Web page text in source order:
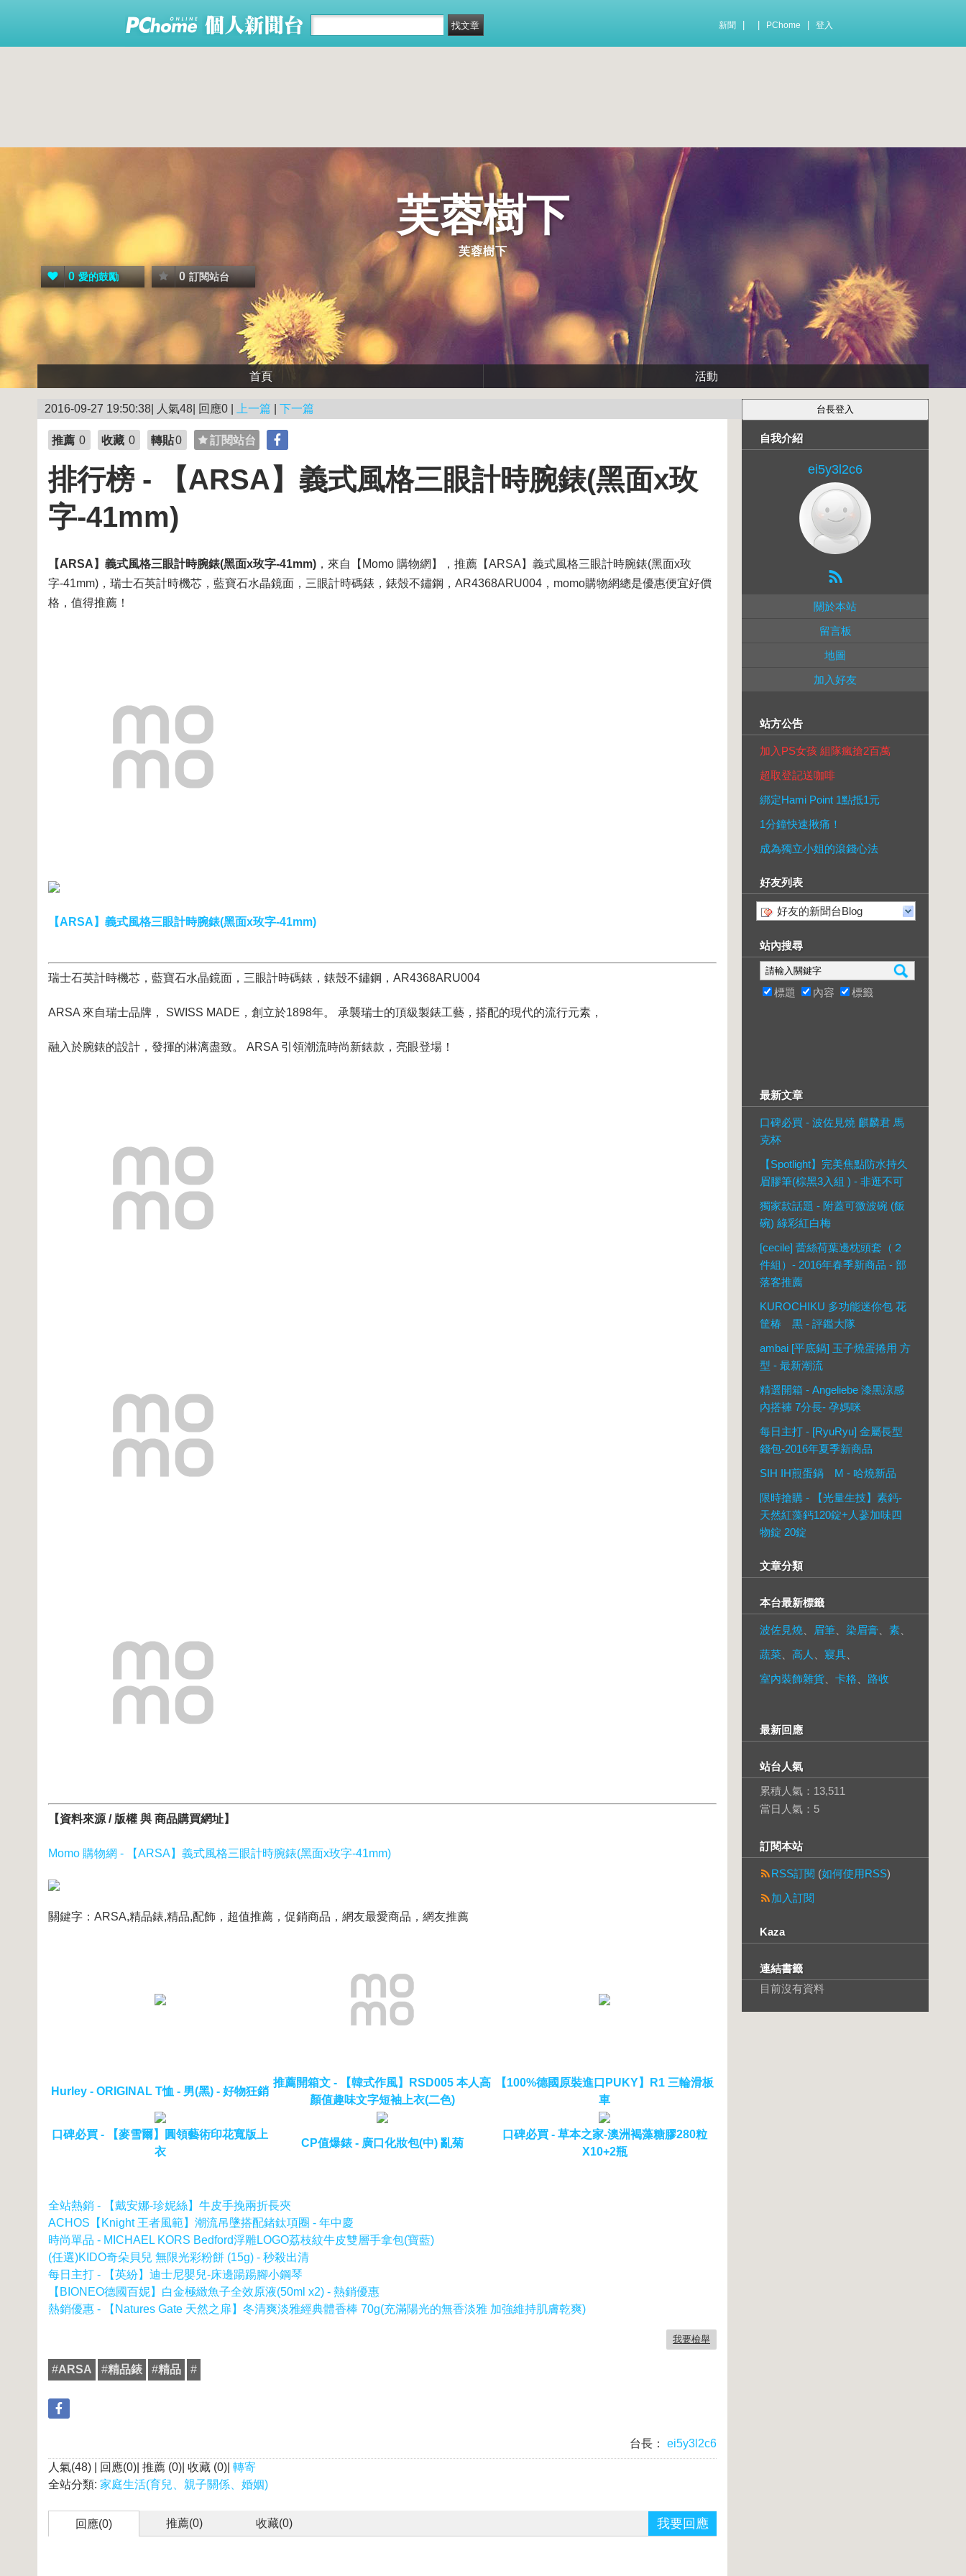
新聞 PChome 登入
芙蓉樹下
芙蓉樹下
0 愛的鼓勵 0 訂閱站台
首頁 活動
2016-09-27 19:50:38| 人氣48| 回應0 | 上一篇 下一篇
推薦 0 收藏 0 轉貼0 訂閱站台
排行榜 - 【ARSA】義式風格三眼計時腕錶(黑面x玫
字-41mm)
【ARSA】義式風格三眼計時腕錶(黑面x玫字-41mm) ，來自【Momo 購物網】，推薦【ARSA】義式風格三眼計時腕錶(黑面x玫
字-41mm)，瑞士石英計時機芯，藍寶石水晶鏡面，三眼計時碼錶，錶殼不鏽鋼，AR4368ARU004，momo購物網總是優惠便宜好價
格，值得推薦！
【ARSA】義式風格三眼計時腕錶(黑面x玫字-41mm)
瑞士石英計時機芯，藍寶石水晶鏡面，三眼計時碼錶，錶殼不鏽鋼，AR4368ARU004
ARSA 來自瑞士品牌， SWISS MADE，創立於1898年。 承襲瑞士的頂級製錶工藝，搭配的現代的流行元素，
融入於腕錶的設計，發揮的淋漓盡致。 ARSA 引領潮流時尚新錶款，亮眼登場！
【資料來源 / 版權 與 商品購買網址】
Momo 購物網 - 【ARSA】義式風格三眼計時腕錶(黑面x玫字-41mm)
關鍵字：ARSA,精品錶,精品,配飾，超值推薦，促銷商品，網友最愛商品，網友推薦
Hurley - ORIGINAL T恤 - 男(黑) - 好物狂銷
推薦開箱文 - 【韓式作風】RSD005 本人高
顏值趣味文字短袖上衣(二色)
【100%德國原裝進口PUKY】R1 三輪滑板
車
口碑必買 - 【麥雪爾】圓領藝術印花寬版上
衣
CP值爆錶 - 廣口化妝包(中) 亂菊
口碑必買 - 草本之家-澳洲褐藻糖膠280粒
X10+2瓶
全站熱銷 - 【戴安娜-珍妮絲】牛皮手挽兩折長夾
ACHOS【Knight 王者風範】潮流吊墬搭配鍺鈦項圈 - 年中慶
時尚單品 - MICHAEL KORS Bedford浮雕LOGO荔枝紋牛皮雙層手拿包(寶藍)
(任選)KIDO奇朵貝兒 無限光彩粉餅 (15g) - 秒殺出清
每日主打 - 【英紛】迪士尼嬰兒-床邊踼踼腳小鋼琴
【BIONEO德國百妮】白金極緻魚子全效原液(50ml x2) - 熱銷優惠
熱銷優惠 - 【Natures Gate 天然之扉】冬清爽淡雅經典體香棒 70g(充滿陽光的無香淡雅 加強維持肌膚乾爽)
我要檢舉
#ARSA #精品錶 #精品 #
台長：
ei5y3l2c6
人氣(48) | 回應(0)| 推薦 (0)| 收藏 (0)| 轉寄
全站分類: 家庭生活(育兒、親子關係、婚姻)
回應(0) 推薦(0) 收藏(0) 我要回應
自我介紹
ei5y3l2c6
關於本站
留言板
地圖
加入好友
站方公告
加入PS女孩 組隊瘋搶2百萬
超取登記送咖啡
綁定Hami Point 1點抵1元
1分鐘快速揪痛！
成為獨立小姐的滾錢心法
好友列表
好友的新聞台Blog
站內搜尋
標題 內容 標籤
最新文章
口碑必買 - 波佐見燒 麒麟君 馬
克杯
【Spotlight】完美焦點防水持久
眉膠筆(棕黑3入組 ) - 非逛不可
獨家款話題 - 附蓋可微波碗 (飯
碗) 綠彩紅白梅
[cecile] 蕾絲荷葉邊枕頭套（２
件組）- 2016年春季新商品 - 部
落客推薦
KUROCHIKU 多功能迷你包 花
筐椿 黒 - 評鑑大隊
ambai [平底鍋] 玉子燒蛋捲用 方
型 - 最新潮流
精選開箱 - Angeliebe 漆黒涼感
內搭褲 7分長- 孕媽咪
每日主打 - [RyuRyu] 金屬長型
錢包-2016年夏季新商品
SIH IH煎蛋鍋 M - 哈燒新品
限時搶購 - 【光量生技】素鈣-
天然紅藻鈣120錠+人蔘加味四
物錠 20錠
文章分類
本台最新標籤
波佐見燒 眉筆 染眉膏 素
蔬菜
高人 寢具
室內裝飾雜貨
卡格 路收
最新回應
站台人氣
累積人氣： 13,511
當日人氣： 5
訂閱本站
RSS訂閱 (如何使用RSS)
加入訂閱
Kaza
連結書籤
目前沒有資料